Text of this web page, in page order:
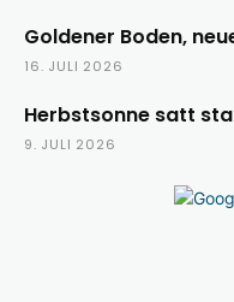
Goldener Boden,
16. JULI 2026
Herbstsonne satt
9. JULI 2026